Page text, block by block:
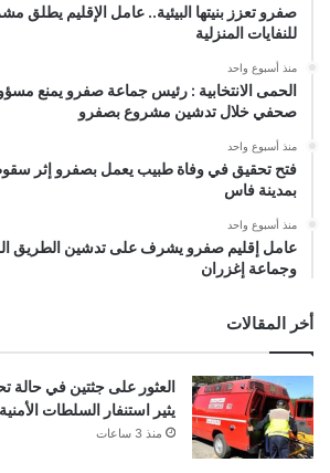
صفرو تعزز بنيتها البيئية.. عامل الإقليم يطلق
للنفايات المنزلية
منذ أسبوع واحد
الحمى الانتخابية : رئيس جماعة صفرو يمنع
صحفي خلال تدشين مشروع بصفرو
منذ أسبوع واحد
فتح تحقيق في وفاة طبيب يعمل بصفرو إثر
بمدينة فاس
منذ أسبوع واحد
عامل إقليم صفرو يشرف على تدشين الطريق
وجماعة إغزران
أخر المقالات
العثور على جثتين في حالة
يثير استنفار السلطات الأمنية
منذ 3 ساعات